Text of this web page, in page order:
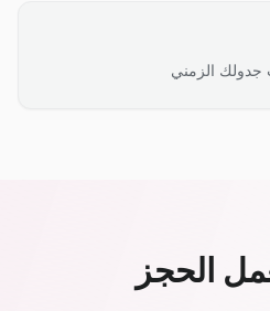
جدولك الزمني
الحجز